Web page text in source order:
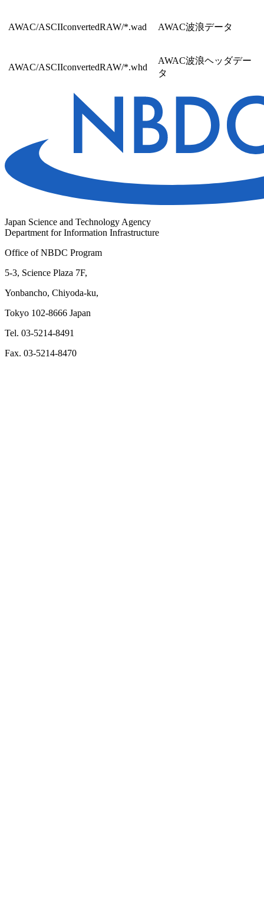
AWAC/ASCIIconvertedRAW/*.wad AWAC波浪データ
AWAC/ASCIIconvertedRAW/*.whd
AWAC波浪ヘッダデー
タ
Japan Science and Technology Agency
Department for Information Infrastructure
Office of NBDC Program
5-3, Science Plaza 7F,
Yonbancho, Chiyoda-ku,
Tokyo 102-8666 Japan
Tel. 03-5214-8491
Fax. 03-5214-8470